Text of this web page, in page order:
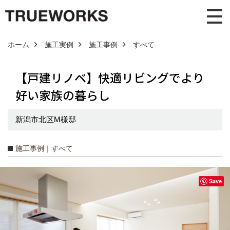
ホーム 施工実例 施工事例 すべて
【戸建リノベ】快適リビングでより
好い家族の暮らし
新潟市北区M様邸
施工事例｜すべて
Save